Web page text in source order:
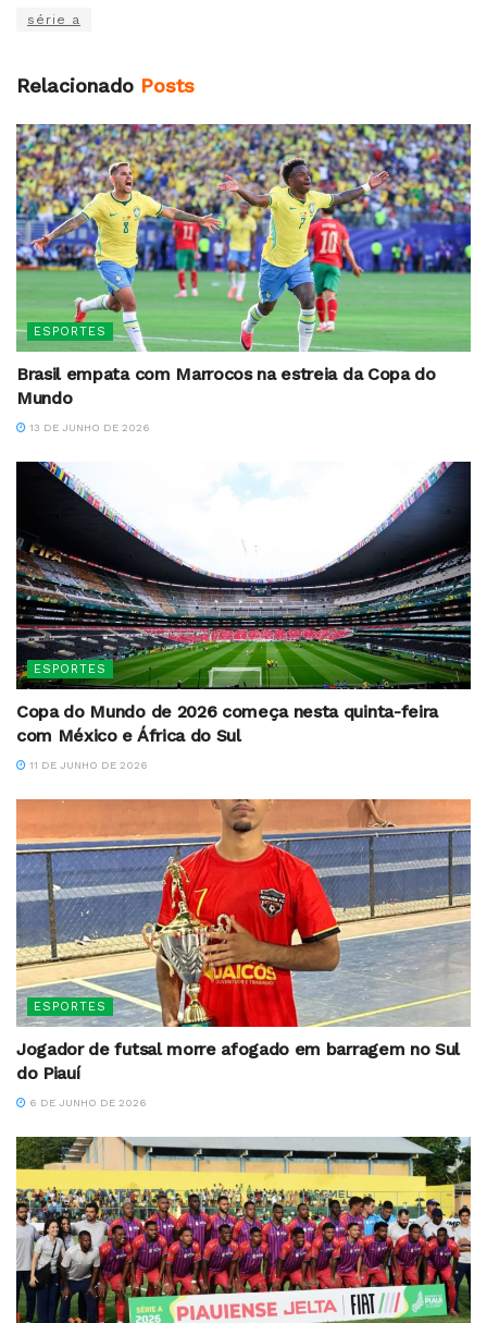
série a
Relacionado Posts
ESPORTES
Brasil empata com Marrocos na estreia da Copa do
Mundo
13 DE JUNHO DE 2026
ESPORTES
Copa do Mundo de 2026 começa nesta quinta-feira
com México e África do Sul
11 DE JUNHO DE 2026
ESPORTES
Jogador de futsal morre afogado em barragem no Sul
do Piauí
6 DE JUNHO DE 2026